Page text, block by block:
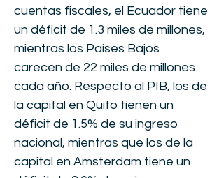
cuentas fiscales, el Ecuador tiene
un déficit de 1.3 miles de millones,
mientras los Países Bajos
carecen de 22 miles de millones
cada año. Respecto al PIB, los de
la capital en Quito tienen un
déficit de 1.5% de su ingreso
nacional, mientras que los de la
capital en Amsterdam tiene un